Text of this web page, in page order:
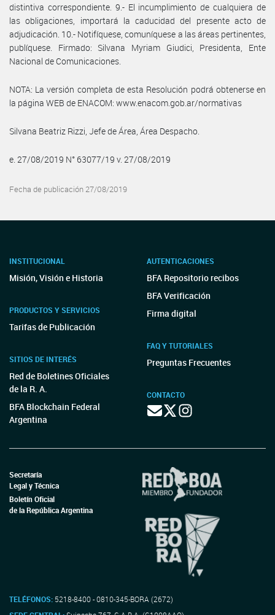
distintiva correspondiente. 9.- El incumplimiento de cualquiera de
las obligaciones, importará la caducidad del presente acto de
adjudicación. 10.- Notifíquese, comuníquese a las áreas pertinentes,
publíquese. Firmado: Silvana Myriam Giudici, Presidenta, Ente
Nacional de Comunicaciones.
NOTA: La versión completa de esta Resolución podrá obtenerse en
la página WEB de ENACOM: www.enacom.gob.ar/normativas
Silvana Beatriz Rizzi, Jefe de Área, Área Despacho.
e. 27/08/2019 N° 63077/19 v. 27/08/2019
Fecha de publicación 27/08/2019
INSTITUCIONAL
Misión, Visión e Historia
PRODUCTOS Y SERVICIOS
Tarifas de Publicación
SITIOS DE INTERÉS
Red de Boletines Oficiales
de la R. A.
BFA Blockchain Federal
Argentina
AUTENTICACIONES
BFA Repositorio recibos
BFA Verificación
Firma digital
FAQ Y TUTORIALES
Preguntas Frecuentes
CONTACTO
Secretaría
Legal y Técnica
Boletín Oficial
de la República Argentina
TELÉFONOS: 5218-8400 - 0810-345-BORA (2672)